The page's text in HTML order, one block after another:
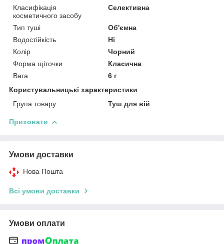
Класифікація
косметичного засобу
Селективна
Тип туші
Об'ємна
Водостійкість
Ні
Колір
Чорний
Форма щіточки
Класична
Вага
6 г
Користувальницькі характеристики
Група товару
Туш для вій
Приховати
Умови доставки
Нова Пошта
Всі умови доставки
Умови оплати